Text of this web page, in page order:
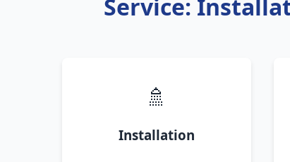
Service:
🚿
Installation